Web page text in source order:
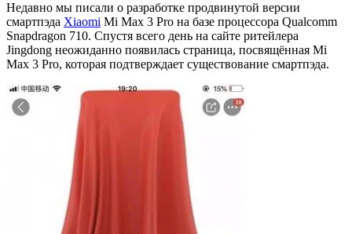
Недавно мы писали о разработке продвинутой версии
смартпэда Xiaomi Mi Max 3 Pro на базе процессора Qualcomm
Snapdragon 710. Спустя всего день на сайте ритейлера
Jingdong неожиданно появилась страница, посвящённая Mi
Max 3 Pro, которая подтверждает существование смартпэда.